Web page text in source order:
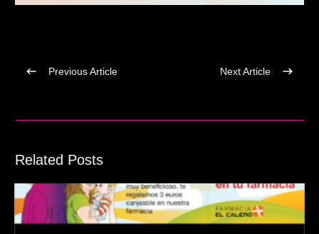
Previous Article Next Article
Related Posts